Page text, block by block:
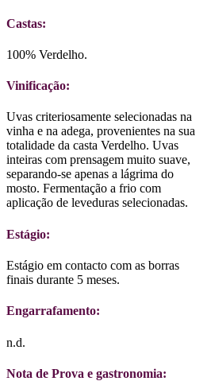
Castas:
100% Verdelho.
Vinificação:
Uvas criteriosamente selecionadas na
vinha e na adega, provenientes na sua
totalidade da casta Verdelho. Uvas
inteiras com prensagem muito suave,
separando-se apenas a lágrima do
mosto. Fermentação a frio com
aplicação de leveduras selecionadas.
Estágio:
Estágio em contacto com as borras
finais durante 5 meses.
Engarrafamento:
n.d.
Nota de Prova e gastronomia: